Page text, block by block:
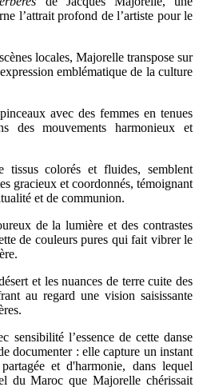
l’attrait profond de l’artiste pour le
locales, Majorelle transpose sur
emblématique de la culture
avec des femmes en tenues
des mouvements harmonieux et
tissus colorés et fluides, semblent
gracieux et coordonnés, témoignant
et de communion.
de la lumière et des contrastes
de couleurs pures qui fait vibrer le
et les nuances de terre cuite des
au regard une vision saisissante
sensibilité l’essence de cette danse
documenter : elle capture un instant
et d'harmonie, dans lequel
du Maroc que Majorelle chérissait